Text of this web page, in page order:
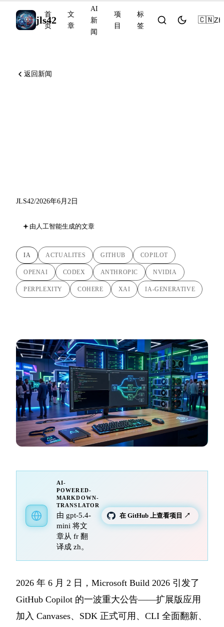
jls42
首
页
文
章
AI
新
闻
项
目
标
签
🇨🇳ZH
返回新闻
JLS42/2026年6月2日
由人工智能生成的文章
IA ACTUALITES GITHUB COPILOT
OPENAI CODEX ANTHROPIC NVIDIA
PERPLEXITY COHERE XAI IA-GENERATIVE
AI-
POWERED-
MARKDOWN-
TRANSLATOR
由 gpt-5.4-
mini 将文
章从 fr 翻
译成 zh。
在 GitHub 上查看项目 ↗
2026 年 6 月 2 日，Microsoft Build 2026 引发了
GitHub Copilot 的一波重大公告——扩展版应用
加入 Canvases、SDK 正式可用、CLI 全面翻新、